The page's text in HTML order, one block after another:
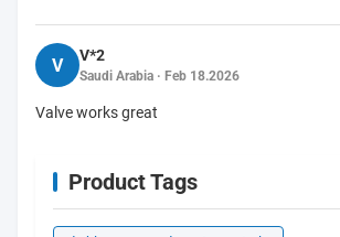
V V*2
Saudi Arabia · Feb 18.2026
Valve works great
Product Tags